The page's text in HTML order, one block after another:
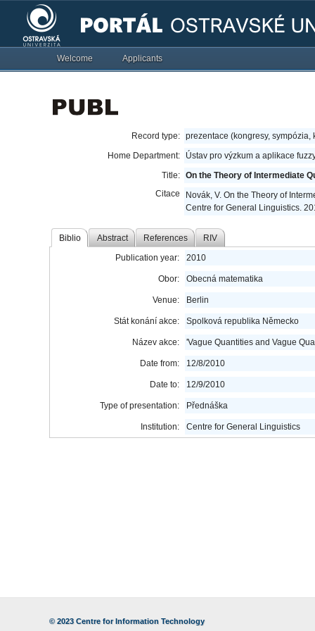
Welcome Applicants
Record type: prezentace (kongresy, sympózia,
Home Department:
Ústav pro výzkum a aplikace
Title: On the Theory of Intermediate
Citace
Novák, V. On the Theory of
Centre for General Linguistics.
Biblio Abstract References RIV
Publication year: 2010
Obor: Obecná matematika
Venue: Berlin
Stát konání akce: Spolková republika Německo
Název akce: 'Vague Quantities and Vague
Date from: 12/8/2010
Date to: 12/9/2010
Type of presentation: Přednáška
Institution: Centre for General Linguistics
© 2023 Centre for Information Technology